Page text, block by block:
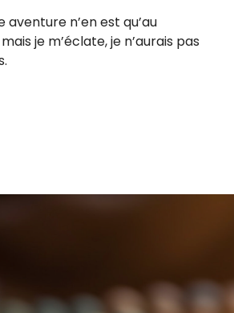
n’en est qu’au
je m’éclate, je n’aurais pas